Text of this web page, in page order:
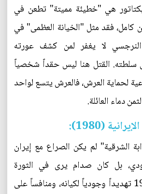
هي "خطيئة مميتة" تطعن في
كامل، فقد مثل "الخيانة العظمى" في
النرجسي لا يغفر لمن كشف عورته
سلطته. القتل هنا ليس حقداً شخصياً
لحماية العرش، فالعرش يتسع لواحد
دماء العائلة.
(1980):
الشرقية" لم يكن الصراع مع إيران
بل كان صدام يرى في الثورة
الإسلامية عام 1979 تهديداً وجودياً لكيانه، ومنافساً على